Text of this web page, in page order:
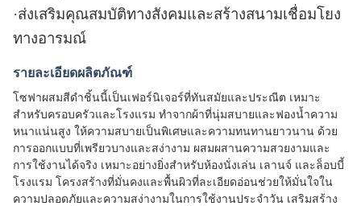
·ส่งเสริมคุณสมบัติทางสังคมและสร้างสนามเชื่อมโยง
ทางอารมณ์
รายละเอียดผลิตภัณฑ์
โซฟาผสมสีดำชิ้นนี้เป็นเฟอร์นิเจอร์ที่ทันสมัยและประณีต เหมาะ
สำหรับครอบครัวและโรงแรม ทำจากผ้าที่นุ่มสบายและฟองน้ำความ
หนาแน่นสูง ให้ความสบายเป็นพิเศษและความทนทานยาวนาน ด้วย
การออกแบบที่เพรียวบางและสง่างาม ผสมผสานความสวยงามและ
การใช้งานได้จริง เหมาะอย่างยิ่งสำหรับห้องนั่งเล่น เลานจ์ และล็อบบี้
โรงแรม โครงสร้างที่มั่นคงและพื้นผิวที่ละเอียดอ่อนช่วยให้มั่นใจใน
ความปลอดภัยและความสง่างามในการใช้งานประจำวัน เสริมสร้าง